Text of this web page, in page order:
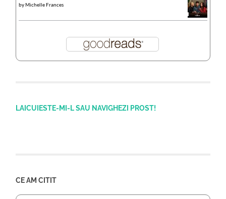
byMichelle Frances
LAICUIESTE-MI-L SAU NAVIGHEZI PROST!
CE AM CITIT